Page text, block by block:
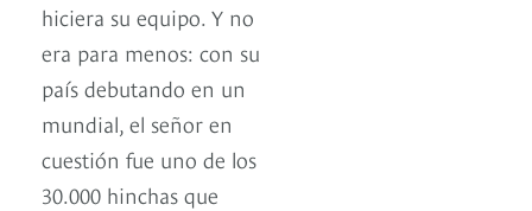
hiciera su equipo. Y no
era para menos: con su
país debutando en un
mundial, el señor en
cuestión fue uno de los
30.000 hinchas que